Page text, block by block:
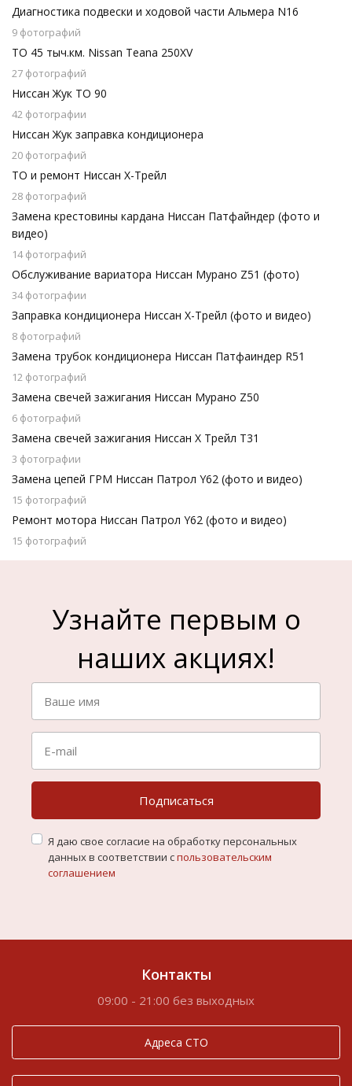
Диагностика подвески и ходовой части Альмера N16
9 фотографий
ТО 45 тыч.км. Nissan Teana 250XV
27 фотографий
Ниссан Жук ТО 90
42 фотографии
Ниссан Жук заправка кондиционера
20 фотографий
ТО и ремонт Ниссан Х-Трейл
28 фотографий
Замена крестовины кардана Ниссан Патфайндер (фото и
видео)
14 фотографий
Обслуживание вариатора Ниссан Мурано Z51 (фото)
34 фотографии
Заправка кондиционера Ниссан Х-Трейл (фото и видео)
8 фотографий
Замена трубок кондиционера Ниссан Патфаиндер R51
12 фотографий
Замена свечей зажигания Ниссан Мурано Z50
6 фотографий
Замена свечей зажигания Ниссан Х Трейл Т31
3 фотографии
Замена цепей ГРМ Ниссан Патрол Y62 (фото и видео)
15 фотографий
Ремонт мотора Ниссан Патрол Y62 (фото и видео)
15 фотографий
Узнайте первым о
наших акциях!
Подписаться
Я даю свое согласие на обработку персональных
данных в соответствии спользовательским
соглашением
Контакты
09:00 - 21:00 без выходных
Адреса СТО